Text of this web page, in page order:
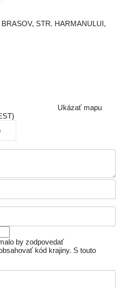
STR. HARMANULUI,
Ukázať mapu
by zodpovedať
kód krajiny. S touto